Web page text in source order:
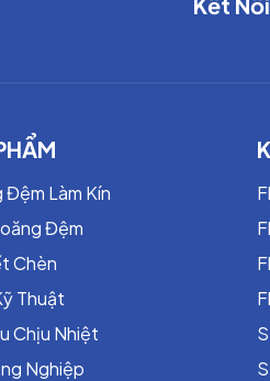
hỏi, cả năng động và tĩnh.
van, bơm, các khe co giãn,
bơm và van. Nó cực kỳ thích
máy thép, v.v.
Đệm Làm Kín
Đệm
Chèn
Thuật
Chịu Nhiệt
Nghiệp